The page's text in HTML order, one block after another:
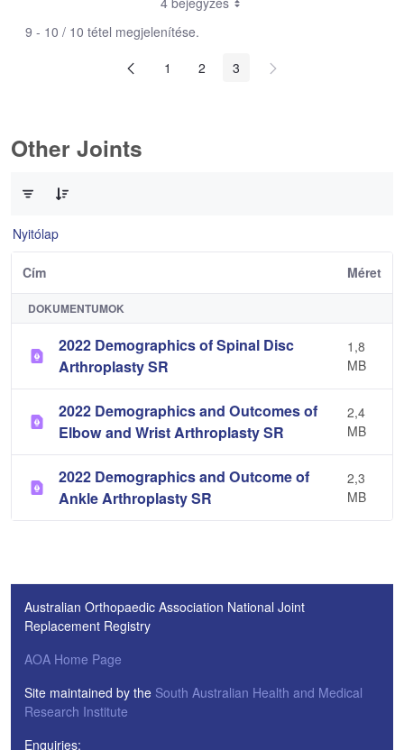
9 - 10 / 10 tétel megjelenítése.
1
2 3
Other Joints
Nyitólap
Cím Méret
DOKUMENTUMOK
2022 Demographics of Spinal Disc
Arthroplasty SR
1,8
MB
2022 Demographics and Outcomes of
Elbow and Wrist Arthroplasty SR
2,4
MB
2022 Demographics and Outcome of
Ankle Arthroplasty SR
2,3
MB
Australian Orthopaedic Association National Joint
Replacement Registry
AOA Home Page
Site maintained by the South Australian Health and Medical
Research Institute
Enquiries: